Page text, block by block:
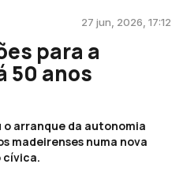
27 jun, 2026, 17:12
para a
50 anos
arranque da autonomia
madeirenses numa nova
cívica.